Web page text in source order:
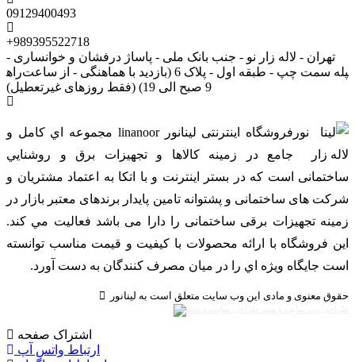
09129400493
+989395522718
تهران - لاله زار نو - جنب بانک ملی - پاساژ درفشان و خوانساری -
راه‎پله سمت چپ - طبقه اول - پلاک 6 (بازدید با هماهنگی - از ساعت
9 صبح الی 19) (فقط روزهای غیرتعطیل)
فروشگاه اینترنتی لینانور linanoor مجموعه اي کامل و
جامع در زمينه کالاها و تجهيزات برق و روشنايي
ساختمانی است که در بستر اينترنت و با اتکا به اعتماد مشتریان و
شرکت های ساختمانی و پشتوانه تامین پایدار برندهای معتبر بازار در
زمینه تجهیزات برقی ساختمانی را دارا می باشد فعالیت مي کند.
اين فروشگاه با ارائه محصولات با کيفيت و قيمت مناسب توانسته
است جايگاه ويژه اي را در ميان مصرف کنندگان به دست آورد.
حقوق معنوی و مادی این وب سایت متعلق است به لینانور
اشتراک صفحه
ارتباط واتس آپ